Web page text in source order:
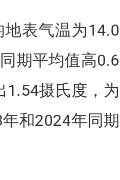
表气温为14.0
期平均值高0.6
1.54摄氏度，为
和2024年同期